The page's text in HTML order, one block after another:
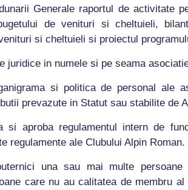
Generale raportul de activitate
de venituri si cheltuieli,
si cheltuieli si proiectul
juridice in numele si pe seama
si politica de personal ale
prevazute in Statut sau stabilite de
si aproba regulamentul intern de
regulamente ale Clubului Alpin Roman.
una sau mai multe
care nu au calitatea de membru al